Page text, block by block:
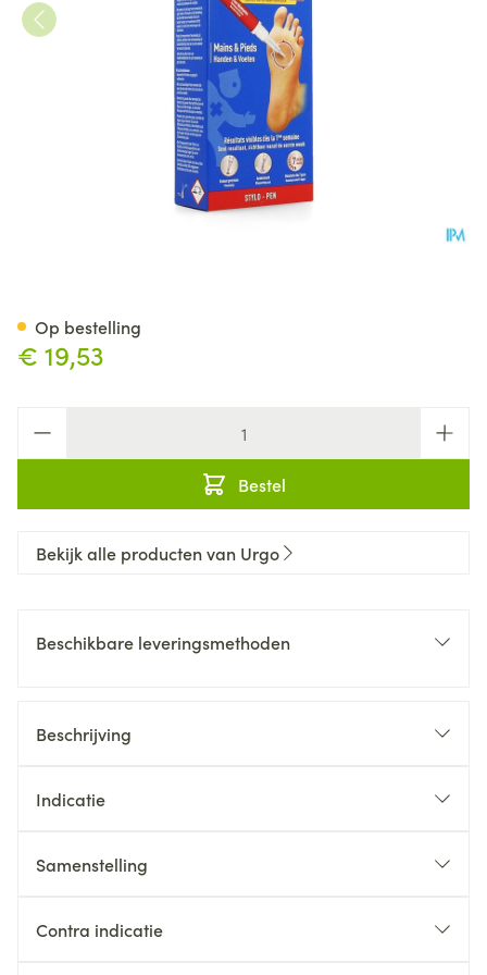
€ 19,53
Bestel
Op bestelling
Bekijk alle producten van Urgo
Beschikbare leveringsmethoden
Beschrijving
Indicatie
Samenstelling
Contra indicatie